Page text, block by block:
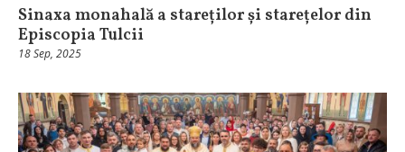
Sinaxa monahală a stareților și starețelor din
Episcopia Tulcii
18 Sep, 2025